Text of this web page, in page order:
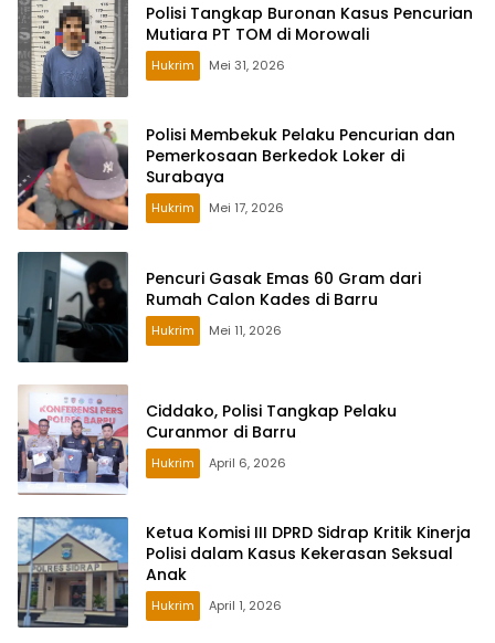
Polisi Tangkap Buronan Kasus Pencurian
Mutiara PT TOM di Morowali
Hukrim Mei 31, 2026
Polisi Membekuk Pelaku Pencurian dan
Pemerkosaan Berkedok Loker di
Surabaya
Hukrim Mei 17, 2026
Pencuri Gasak Emas 60 Gram dari
Rumah Calon Kades di Barru
Hukrim Mei 11, 2026
Ciddako, Polisi Tangkap Pelaku
Curanmor di Barru
Hukrim April 6, 2026
Ketua Komisi III DPRD Sidrap Kritik Kinerja
Polisi dalam Kasus Kekerasan Seksual
Anak
Hukrim April 1, 2026